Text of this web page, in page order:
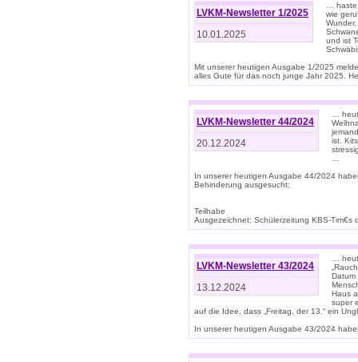
LVKM-Newsletter 1/2025
10.01.2025
…
wie
und ist
Mit unserer heutigen Ausgabe 1/2025
alles Gute für das noch junge Jahr 2025.
LVKM-Newsletter 44/2024
20.12.2024
…
ist.
In unserer heutigen Ausgabe 44/2024
Behinderung ausgesucht:
Teilhabe
Ausgezeichnet: Schülerzeitung KBS-Tim€s
LVKM-Newsletter 43/2024
13.12.2024
…
Datum
Haus
super
auf die Idee, dass „Freitag, der 13.“ ein
In unserer heutigen Ausgabe 43/2024